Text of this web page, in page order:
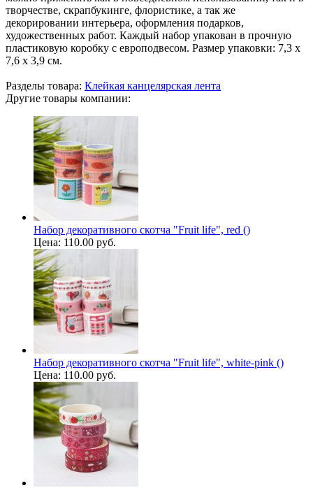
творчестве, скрапбукинге, флористике, а так же
декорировании интерьера, оформления подарков,
художественных работ. Каждый набор упакован в прочную
пластиковую коробку с европодвесом. Размер упаковки: 7,3 х
7,6 х 3,9 см.
Разделы товара: Клейкая канцелярская лента
Другие товары компании:
Набор декоративного скотча "Fruit life", red ()
Цена: 110.00 руб.
Набор декоративного скотча "Fruit life", white-pink ()
Цена: 110.00 руб.